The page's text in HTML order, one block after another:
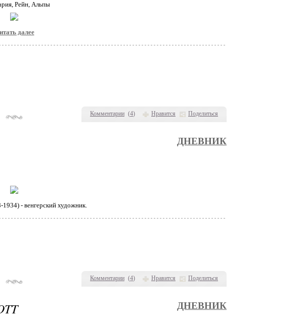
Комментарии (4) Нравится Поделиться
Рейн, Альпы
далее
Комментарии (4) Нравится Поделиться
ДНЕВНИК
- венгерский художник.
ДНЕВНИК